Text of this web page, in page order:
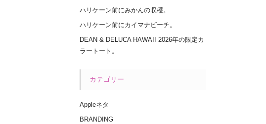
ハリケーン前にみかんの収穫。
ハリケーン前にカイマナビーチ。
DEAN & DELUCA HAWAII 2026年の限定カ
ラートート。
カテゴリー
Appleネタ
BRANDING